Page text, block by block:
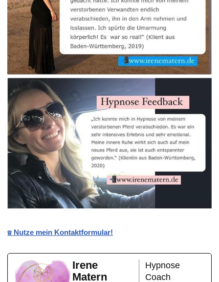
☎️ Nutze mein Kontaktformular!
Irene
Matern
Hypnose
Coach